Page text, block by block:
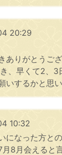
20:29
ありがとうござ
、早くて2、3
いするかと思
10:32
になった方と
8月会えると